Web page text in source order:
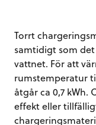
Torrt
samtidigt som
vattnet. För att
rumstemperatur
åtgår ca 0,7 kWh.
effekt eller